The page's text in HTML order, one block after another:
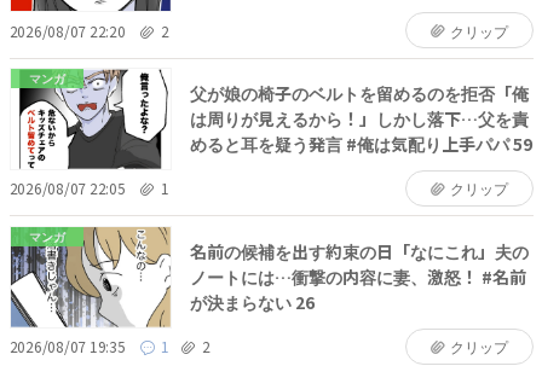
2026/08/07 22:20 2 クリップ
マンガ
父が娘の椅子のベルトを留めるのを拒否「俺
は周りが見えるから！」しかし落下…父を責
めると耳を疑う発言 #俺は気配り上手パパ 59
2026/08/07 22:05 1 クリップ
マンガ
名前の候補を出す約束の日「なにこれ」夫の
ノートには…衝撃の内容に妻、激怒！ #名前
が決まらない 26
2026/08/07 19:35 1 2 クリップ